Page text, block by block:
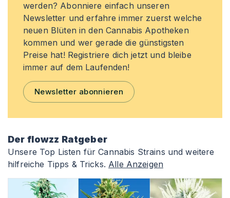
werden? Abonniere einfach unseren
Newsletter und erfahre immer zuerst welche
neuen Blüten in den Cannabis Apotheken
kommen und wer gerade die günstigsten
Preise hat! Registriere dich jetzt und bleibe
immer auf dem Laufenden!
Newsletter abonnieren
Der flowzz Ratgeber
Unsere Top Listen für Cannabis Strains und weitere
hilfreiche Tipps & Tricks. Alle Anzeigen